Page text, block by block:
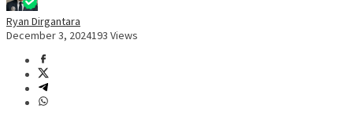
Ryan Dirgantara
December 3, 2024193 Views